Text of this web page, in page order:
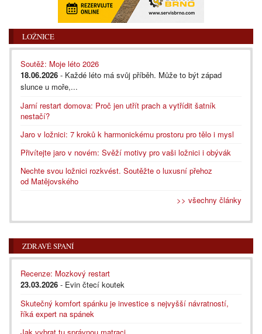
LOŽNICE
Soutěž: Moje léto 2026
18.06.2026 - Každé léto má svůj příběh. Může to být západ
slunce u moře,...
Jarní restart domova: Proč jen utřít prach a vytřídit šatník
nestačí?
Jaro v ložnici: 7 kroků k harmonickému prostoru pro tělo i mysl
Přivítejte jaro v novém: Svěží motivy pro vaši ložnici i obývák
Nechte svou ložnici rozkvést. Soutěžte o luxusní přehoz
od Matějovského
>> všechny články
ZDRAVÉ SPANÍ
Recenze: Mozkový restart
23.03.2026 - Evin čtecí koutek
Skutečný komfort spánku je investice s nejvyšší návratností,
říká expert na spánek